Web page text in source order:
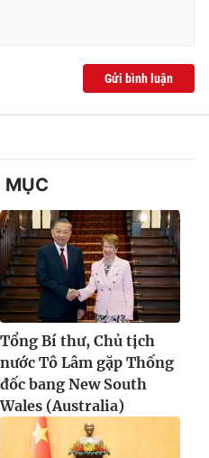
Gửi bình luận
MỤC
Tổng Bí thư, Chủ tịch
nước Tô Lâm gặp Thống
đốc bang New South
Wales (Australia)